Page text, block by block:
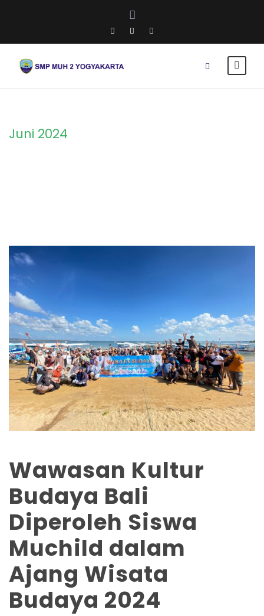
Juni 2024
Wawasan Kultur
Budaya Bali
Diperoleh Siswa
Muchild dalam
Ajang Wisata
Budaya 2024